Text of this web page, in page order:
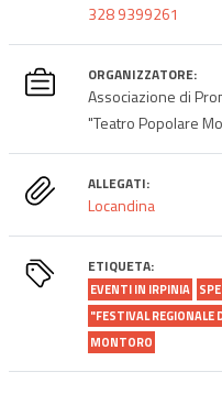
328 9399261
ORGANIZZATORE:
Associazione di
"Teatro Popolare
ALLEGATI:
Locandina
ETIQUETA:
EVENTI IN IRPINIA
"FESTIVAL
MONTORO